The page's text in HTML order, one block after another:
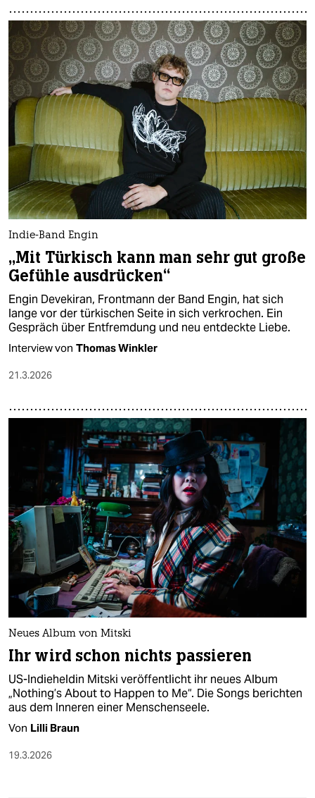
Indie-Band Engin
„Mit Türkisch kann man sehr gut große
Gefühle ausdrücken“
Engin Devekiran, Frontmann der Band Engin, hat sich
lange vor der türkischen Seite in sich verkrochen. Ein
Gespräch über Entfremdung und neu entdeckte Liebe.
Interview von Thomas Winkler
21.3.2026
Neues Album von Mitski
Ihr wird schon nichts passieren
US-Indieheldin Mitski veröffentlicht ihr neues Album
„Nothing’s About to Happen to Me“. Die Songs berichten
aus dem Inneren einer Menschenseele.
Von Lilli Braun
19.3.2026